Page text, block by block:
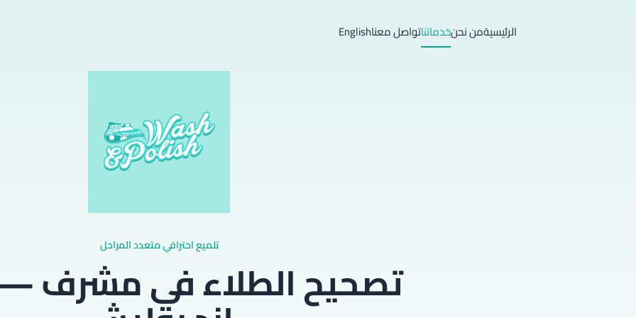
الرئيسيةمن نحنخدماتناتواصل معناEnglish
تلميع احترافي متعدد المراحل
تصحيح الطلاء في مشرف